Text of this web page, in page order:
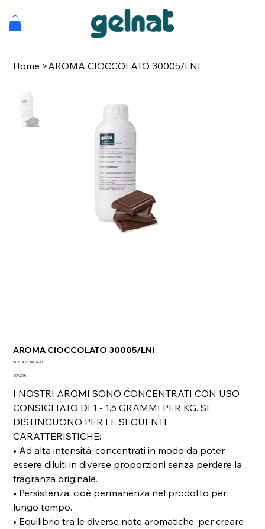
Home >AROMA CIOCCOLATO 30005/LNI
AROMA CIOCCOLATO 30005/LNI
SKU:
SKU
10
422100017-10
Prezzo
209,20 €
I NOSTRI AROMI SONO CONCENTRATI CON USO
CONSIGLIATO DI 1 - 1,5 GRAMMI PER KG. SI
DISTINGUONO PER LE SEGUENTI
CARATTERISTICHE:
• Ad alta intensità, concentrati in modo da poter
essere diluiti in diverse proporzioni senza perdere la
fragranza originale.
• Persistenza, cioè permanenza nel prodotto per
lungo tempo.
• Equilibrio tra le diverse note aromatiche, per creare